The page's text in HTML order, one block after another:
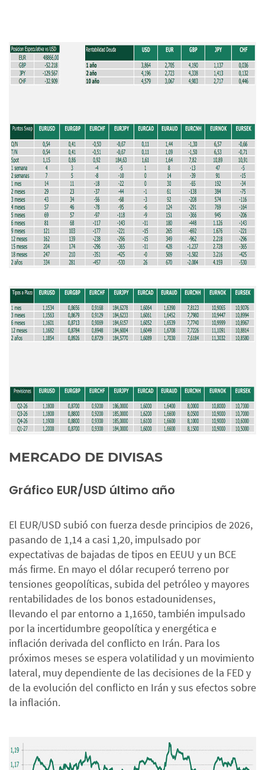
MERCADO DE DIVISAS
Gráfico EUR/USD último año
El EUR/USD subió con fuerza desde principios de 2026,
pasando de 1,14 a casi 1,20, impulsado por
expectativas de bajadas de tipos en EEUU y un BCE
más firme. En mayo el dólar recuperó terreno por
tensiones geopolíticas, subida del petróleo y mayores
rentabilidades de los bonos estadounidenses,
llevando el par entorno a 1,1650, también impulsado
por la incertidumbre geopolítica y energética e
inflación derivada del conflicto en Irán. Para los
próximos meses se espera volatilidad y un movimiento
lateral, muy dependiente de las decisiones de la FED y
de la evolución del conflicto en Irán y sus efectos sobre
la inflación.